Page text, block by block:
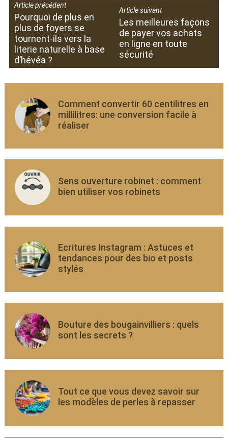
Article précédent
Pourquoi de plus en
plus de foyers se
tournent-ils vers la
literie naturelle à base
d’hévéa ?
Article suivant
Les meilleures façons
de payer vos achats
en ligne en toute
sécurité
Comment convertir 60 centilitres en
millilitres: une conversion facile à
réaliser
Sens ouverture robinet : comment
bien utiliser vos robinets
Ecritures Instagram : Astuces et
tendances pour des bio et posts
stylés
Bouture des bougainvilliers : quels
sont les secrets ?
Tout ce que vous devez savoir sur
les modèles de perles à repasser